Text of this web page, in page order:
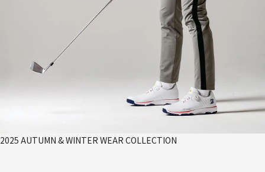
2025 AUTUMN & WINTER WEAR COLLECTION